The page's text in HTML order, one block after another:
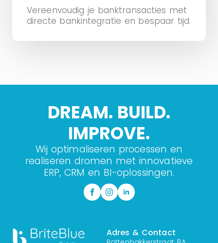
Vereenvoudig je banktransacties met
directe bankintegratie en bespaar tijd.
DREAM. BUILD.
IMPROVE.
Wij optimaliseren processen en
realiseren dromen met innovatieve
ERP, CRM en BI-oplossingen.
Adres & Contact